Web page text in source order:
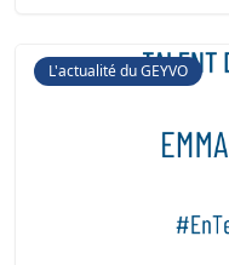
L'actualité du GEYVO